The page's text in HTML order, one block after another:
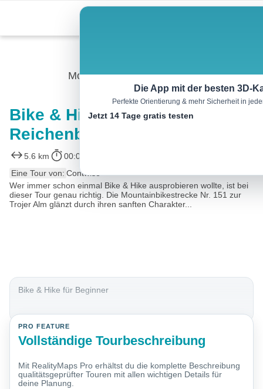
content
Mountainbike
Bike & Hike Neue
Reichenberger Hütte 2.586m
5.6 km 00:00 h
Eine Tour von: Contwise
Wer immer schon einmal Bike & Hike ausprobieren wollte, ist bei
dieser Tour genau richtig. Die Mountainbikestrecke Nr. 151 zur
Trojer Alm glänzt durch ihren sanften Charakter...
Bike & Hike für Beginner
PRO FEATURE
Vollständige Tourbeschreibung
Mit RealityMaps Pro erhältst du die komplette Beschreibung
qualitätsgeprüfter Touren mit allen wichtigen Details für
deine Planung.
Die App mit der besten 3D-
Perfekte Orientierung & mehr Sicherheit in
Jetzt 14 Tage gratis testen